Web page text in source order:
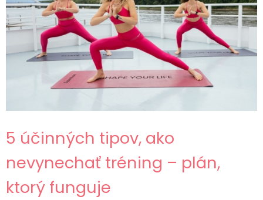
5 účinných tipov, ako
nevynechať tréning – plán,
ktorý funguje